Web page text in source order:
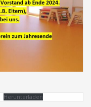
Herunterladen